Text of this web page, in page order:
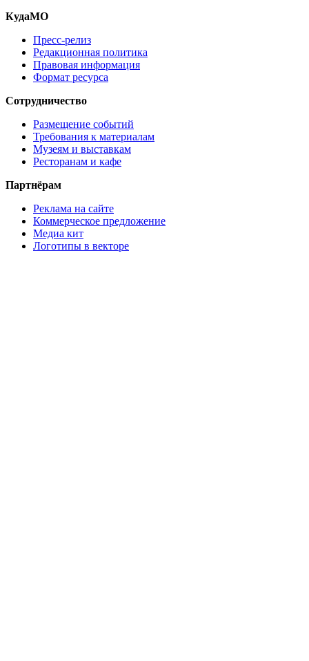
КудаМО
Пресс-релиз
Редакционная политика
Правовая информация
Формат ресурса
Сотрудничество
Размещение событий
Требования к материалам
Музеям и выставкам
Ресторанам и кафе
Партнёрам
Реклама на сайте
Коммерческое предложение
Медиа кит
Логотипы в векторе